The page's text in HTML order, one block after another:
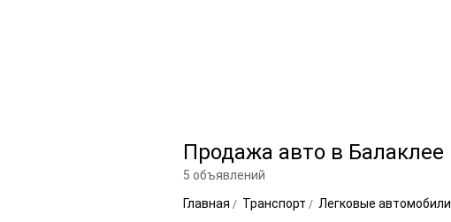
Продажа авто в Балаклее
5 объявлений
Главная
Транспорт Легковые автомобили